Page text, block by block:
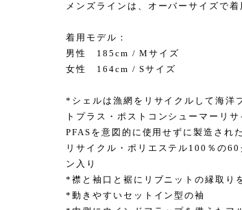
メンズラインは、オーバーサイズで
着用モデル：
男性 185cm / Mサイズ
女性 164cm / Sサイズ
*シェルは漁網をリサイクルして海洋
トプラス・ポストコンシューマーリ
PFASを意図的に使用せずに製造され
リサイクル・ポリエステル100％の
ン入り
*襟と袖口と裾にリブニットの縁取り
*動きやすいセットイン型の袖